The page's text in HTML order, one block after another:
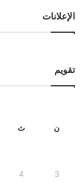
الإعلانات
تقويم
ن ث
3
4